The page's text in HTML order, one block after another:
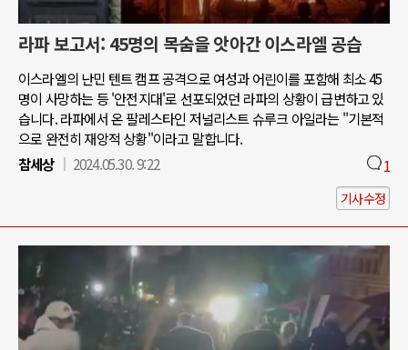
라파 보고서: 45명의 목숨을 앗아간 이스라엘 공습
이스라엘의 난민 텐트 캠프 공격으로 여성과 어린이를 포함해 최소 45
명이 사망하는 등 '안전지대'로 선포되었던 라파의 상황이 급변하고 있
습니다. 라파에서 온 팔레스타인 저널리스트 슈루크 아일라는 "기본적
으로 완전히 재앙적 상황"이라고 말합니다.
참세상
2024.05.30. 9:22 1
기사수정